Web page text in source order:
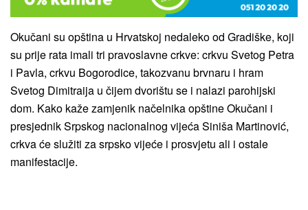
Okučani su opština u Hrvatskoj nedaleko od Gradiške, koji
su prije rata imali tri pravoslavne crkve: crkvu Svetog Petra
i Pavla, crkvu Bogorodice, takozvanu brvnaru i hram
Svetog Dimitraija u čijem dvorištu se i nalazi parohijski
dom. Kako kaže zamjenik načelnika opštine Okučani i
presjednik Srpskog nacionalnog vijeća Siniša Martinović,
crkva će služiti za srpsko vijeće i prosvjetu ali i ostale
manifestacije.